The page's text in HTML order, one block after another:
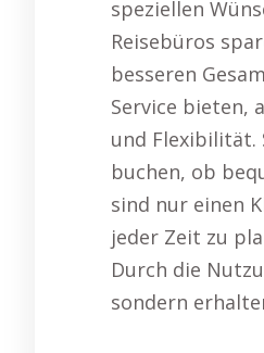
speziellen
Reisebüros
besseren
Service bieten,
und Flexibilität.
buchen, ob
sind nur einen
jeder Zeit zu
Durch die
sondern